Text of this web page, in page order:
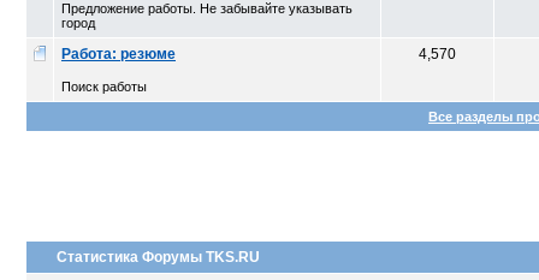
Предложение работы. Не забывайте указывать
город
Работа: резюме
Поиск работы
4,570
Все разделы
Статистика Форумы TKS.RU